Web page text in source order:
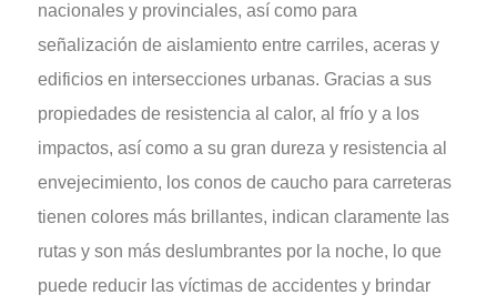
nacionales y provinciales, así como para
señalización de aislamiento entre carriles, aceras y
edificios en intersecciones urbanas. Gracias a sus
propiedades de resistencia al calor, al frío y a los
impactos, así como a su gran dureza y resistencia al
envejecimiento, los conos de caucho para carreteras
tienen colores más brillantes, indican claramente las
rutas y son más deslumbrantes por la noche, lo que
puede reducir las víctimas de accidentes y brindar